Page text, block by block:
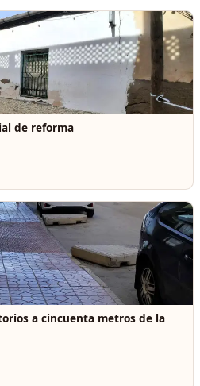
de reforma
a cincuenta metros de la